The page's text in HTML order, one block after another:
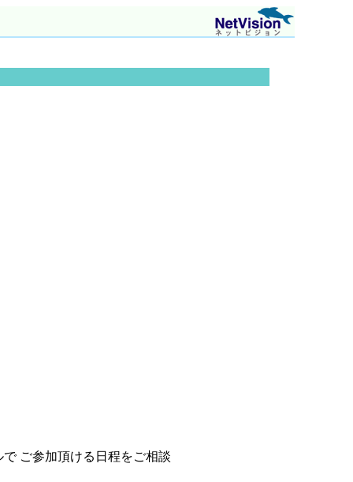
ご参加頂ける日程をご相談